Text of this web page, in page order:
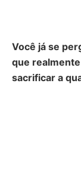
Você já se
que
sacrificar a